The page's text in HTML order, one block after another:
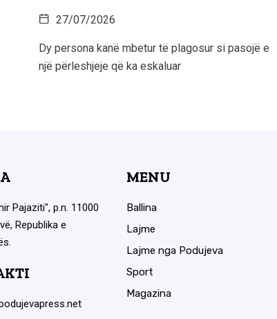
27/07/2026
Dy persona kanë mbetur të plagosur si pasojë e
një përleshjeje që ka eskaluar
Pajaziti", p.n. 11000
Republika e
MENU
Ballina
Lajme
Lajme nga Podujeva
Sport
Magazina